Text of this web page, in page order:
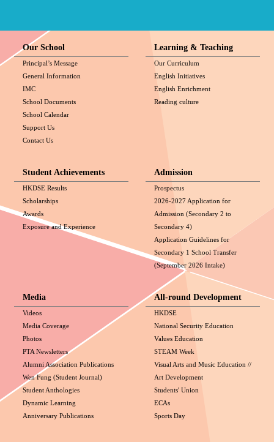
Our School
Principal’s Message
General Information
IMC
School Documents
School Calendar
Support Us
Contact Us
Learning & Teaching
Our Curriculum
English Initiatives
English Enrichment
Reading culture
Student Achievements
HKDSE Results
Scholarships
Awards
Exposure and Experience
Admission
Prospectus
2026-2027 Application for
Admission (Secondary 2 to
Secondary 4)
Application Guidelines for
Secondary 1 School Transfer
(September 2026 Intake)
Media
Videos
Media Coverage
Photos
PTA Newsletters
Alumni Association Publications
Wen Fung (Student Journal)
Student Anthologies
Dynamic Learning
Anniversary Publications
All-round Development
HKDSE
National Security Education
Values Education
STEAM Week
Visual Arts and Music Education //
Art Development
Students' Union
ECAs
Sports Day